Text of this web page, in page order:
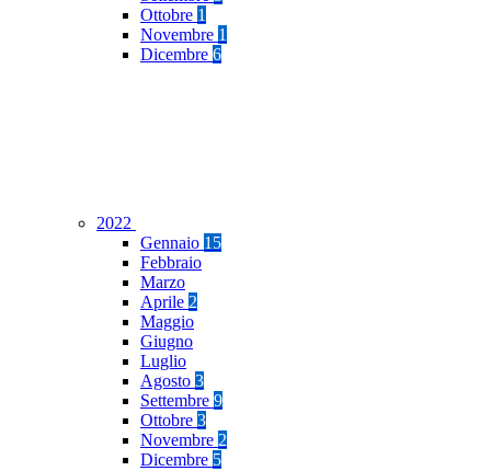
Ottobre 1
Novembre 1
Dicembre 6
2022
Gennaio 15
Febbraio
Marzo
Aprile 2
Maggio
Giugno
Luglio
Agosto 3
Settembre 9
Ottobre 3
Novembre 2
Dicembre 5